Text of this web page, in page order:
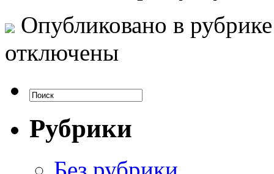
Опубликовано в
отключены
Рубрики